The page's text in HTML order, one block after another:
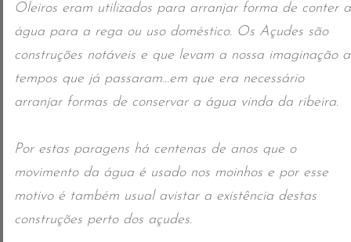
Oleiros eram utilizados para arranjar forma de conter a
água para a rega ou uso doméstico. Os Açudes são
construções notáveis e que levam a nossa imaginação a
tempos que já passaram…em que era necessário
arranjar formas de conservar a água vinda da ribeira.
Por estas paragens há centenas de anos que o
movimento da água é usado nos moinhos e por esse
motivo é também usual avistar a existência destas
construções perto dos açudes.